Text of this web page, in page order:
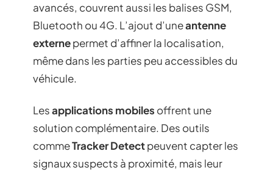
avancés, couvrent aussi les balises GSM,
Bluetooth ou 4G. L’ajout d’uneantenne
externepermet d’affiner la localisation,
même dans les parties peu accessibles du
véhicule.
Lesapplications mobiles offrent une
solution complémentaire. Des outils
commeTracker Detectpeuvent capter les
signaux suspects à proximité, mais leur